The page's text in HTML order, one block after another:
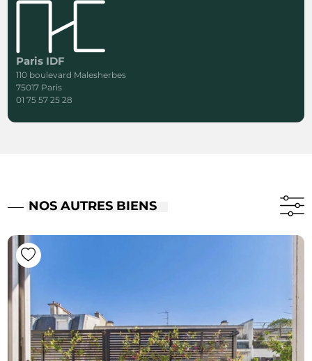
Paris IDF
110 boulevard Malesherbes
75017 Paris
01 75 57 25 28
NOS AUTRES BIENS